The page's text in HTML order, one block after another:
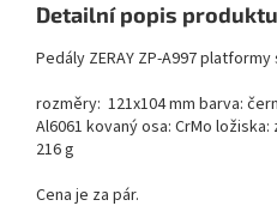
Detailní popis produktu
Pedály ZERAY ZP-A997 platformy
rozměry: 121x104 mm barva:
Al6061 kovaný osa: CrMo
216 g
Cena je za pár.